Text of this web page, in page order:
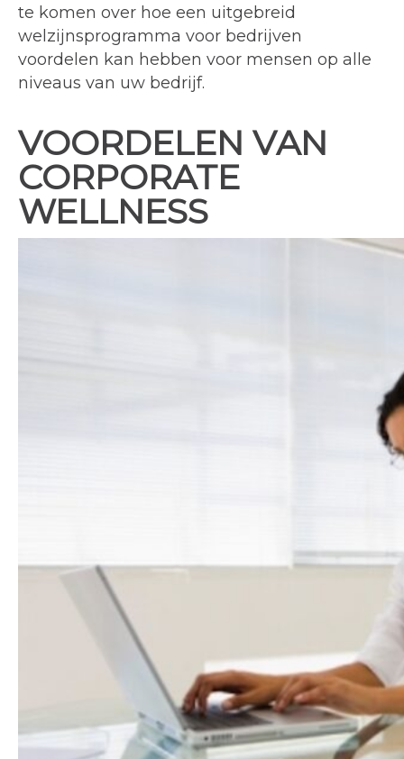
te komen over hoe een uitgebreid
welzijnsprogramma voor bedrijven
voordelen kan hebben voor mensen op alle
niveaus van uw bedrijf.
VOORDELEN VAN
CORPORATE
WELLNESS